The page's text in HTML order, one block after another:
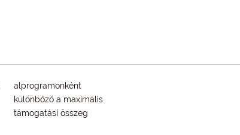
alprogramonként
különbőző a maximális
támogatási összeg